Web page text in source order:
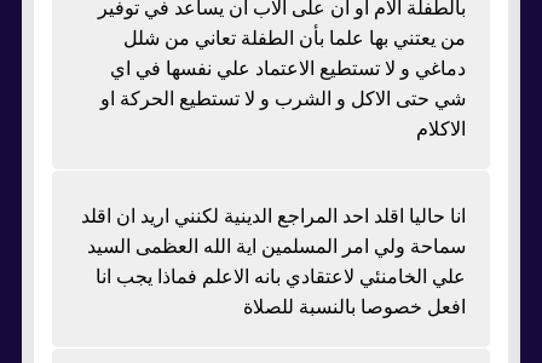
بالطفلة الام او ان على الاب ان يساعد في توفير
من يعتني بها علما بأن الطفلة تعاني من شلل
دماغي و لا تستطيع الاعتماد علي نفسها في اي
شي حتى الاكل و الشرب و لا تستطيع الحركة او
الاكلام
انا حاليا اقلد احد المراجع الدينية لكنني اريد ان اقلد
سماحة ولي امر المسلمين اية الله العظمى السيد
علي الخامنئي لاعتقادي بانه الاعلم فماذا يجب انا
افعل خصوصا بالنسبة للصلاة